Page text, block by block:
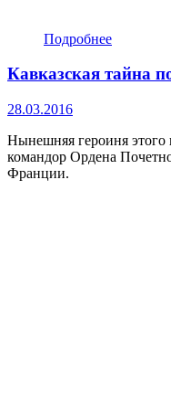
Подробнее
Кавказская тайна
28.03.2016
Нынешняя героиня этого
командор Ордена
Франции.